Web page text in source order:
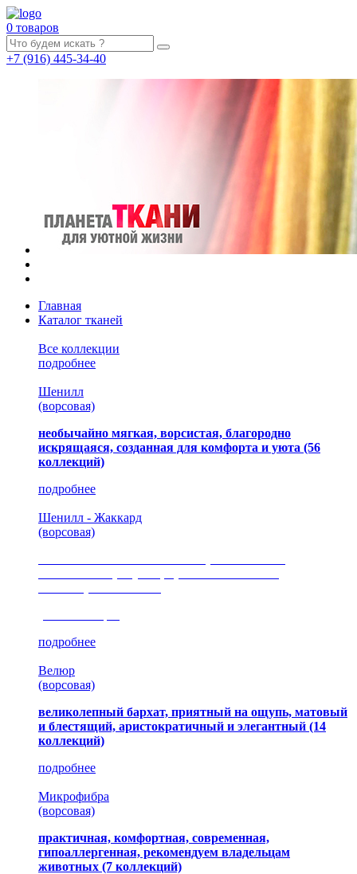
0 товаров
+7 (916) 445-34-40
Главная
Каталог тканей
Все коллекции
подробнее
Шенилл
(ворсовая)
необычайно мягкая, ворсистая, благородно
искрящаяся, созданная для комфорта и уюта (56
коллекций)
подробнее
Шенилл - Жаккард
(ворсовая)
подробнее
Велюр
(ворсовая)
великолепный бархат, приятный на ощупь, матовый
и блестящий, аристократичный и элегантный (14
коллекций)
подробнее
Микрофибра
(ворсовая)
практичная, комфортная, современная,
гипоаллергенная, рекомендуем владельцам
животных (7 коллекций)